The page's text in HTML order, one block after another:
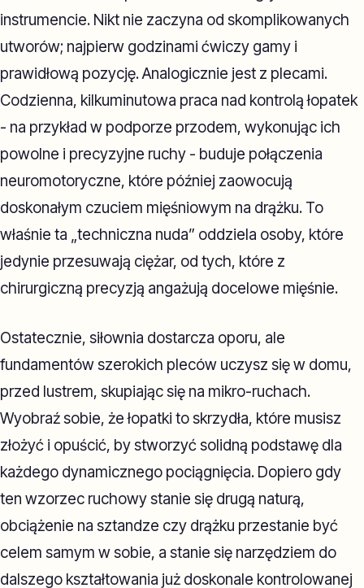
instrumencie. Nikt nie zaczyna od skomplikowanych
utworów; najpierw godzinami ćwiczy gamy i
prawidłową pozycję. Analogicznie jest z plecami.
Codzienna, kilkuminutowa praca nad kontrolą łopatek
- na przykład w podporze przodem, wykonując ich
powolne i precyzyjne ruchy - buduje połączenia
neuromotoryczne, które później zaowocują
doskonałym czuciem mięśniowym na drążku. To
właśnie ta „techniczna nuda” oddziela osoby, które
jedynie przesuwają ciężar, od tych, które z
chirurgiczną precyzją angażują docelowe mięśnie.
Ostatecznie, siłownia dostarcza oporu, ale
fundamentów szerokich pleców uczysz się w domu,
przed lustrem, skupiając się na mikro-ruchach.
Wyobraź sobie, że łopatki to skrzydła, które musisz
złożyć i opuścić, by stworzyć solidną podstawę dla
każdego dynamicznego pociągnięcia. Dopiero gdy
ten wzorzec ruchowy stanie się drugą naturą,
obciążenie na sztandze czy drążku przestanie być
celem samym w sobie, a stanie się narzędziem do
dalszego kształtowania już doskonale kontrolowanej